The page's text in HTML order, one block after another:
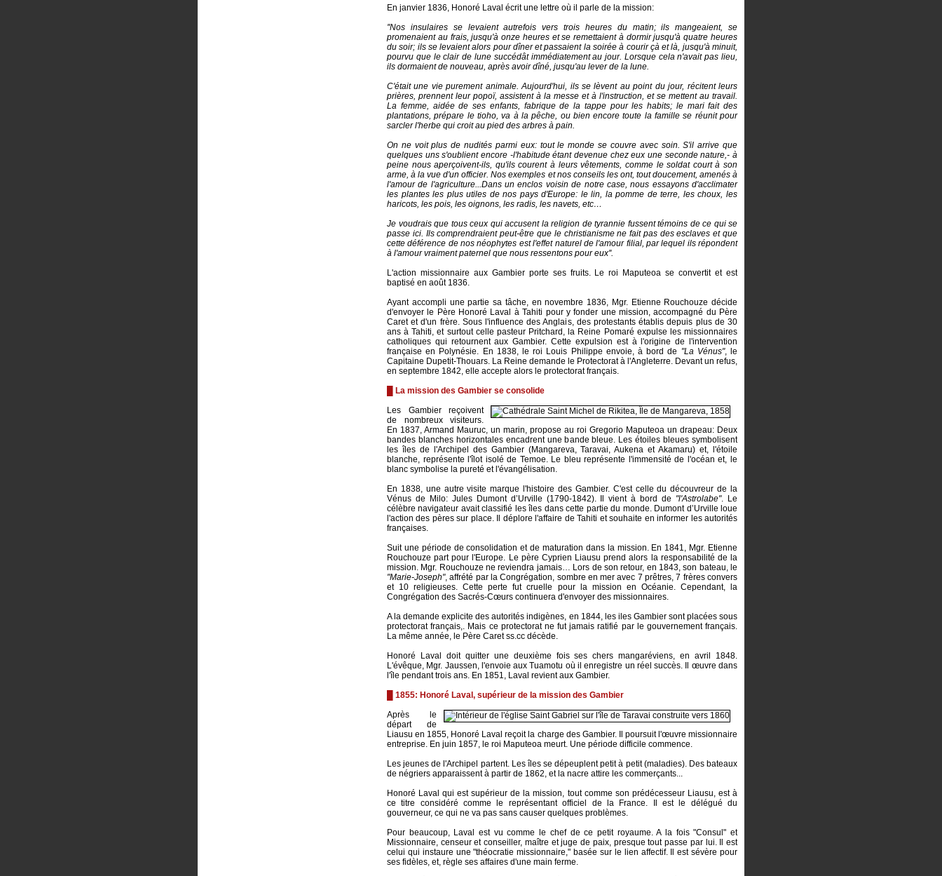
En janvier 1836, Honoré Laval écrit une lettre où il parle de la mission:
''Nos insulaires se levaient autrefois vers trois heures du matin; ils mangeaient, se
promenaient au frais, jusqu'à onze heures et se remettaient à dormir jusqu'à quatre heures
du soir; ils se levaient alors pour dîner et passaient la soirée à courir çà et là, jusqu'à minuit,
pourvu que le clair de lune succédât immédiatement au jour. Lorsque cela n'avait pas lieu,
ils dormaient de nouveau, après avoir dîné, jusqu'au lever de la lune.
C'était une vie purement animale. Aujourd'hui, ils se lèvent au point du jour, récitent leurs
prières, prennent leur popoï, assistent à la messe et à l'instruction, et se mettent au travail.
La femme, aidée de ses enfants, fabrique de la tappe pour les habits; le mari fait des
plantations, prépare le tioho, va à la pêche, ou bien encore toute la famille se réunit pour
sarcler l'herbe qui croit au pied des arbres à pain.
On ne voit plus de nudités parmi eux: tout le monde se couvre avec soin. S'il arrive que
quelques uns s'oublient encore -l'habitude étant devenue chez eux une seconde nature,- à
peine nous aperçoivent-ils, qu'ils courent à leurs vêtements, comme le soldat court à son
arme, à la vue d'un officier. Nos exemples et nos conseils les ont, tout doucement, amenés à
l'amour de l'agriculture...Dans un enclos voisin de notre case, nous essayons d'acclimater
les plantes les plus utiles de nos pays d'Europe: le lin, la pomme de terre, les choux, les
haricots, les pois, les oignons, les radis, les navets, etc…
Je voudrais que tous ceux qui accusent la religion de tyrannie fussent témoins de ce qui se
passe ici. Ils comprendraient peut-être que le christianisme ne fait pas des esclaves et que
cette déférence de nos néophytes est l'effet naturel de l'amour filial, par lequel ils répondent
à l'amour vraiment paternel que nous ressentons pour eux''.
L'action missionnaire aux Gambier porte ses fruits. Le roi Maputeoa se convertit et est
baptisé en août 1836.
Ayant accompli une partie sa tâche, en novembre 1836, Mgr. Etienne Rouchouze décide
d'envoyer le Père Honoré Laval à Tahiti pour y fonder une mission, accompagné du Père
Caret et d'un frère. Sous l'influence des Anglais, des protestants établis depuis plus de 30
ans à Tahiti, et surtout celle pasteur Pritchard, la Reine Pomaré expulse les missionnaires
catholiques qui retournent aux Gambier. Cette expulsion est à l'origine de l'intervention
française en Polynésie. En 1838, le roi Louis Philippe envoie, à bord de "La Vénus", le
Capitaine Dupetit-Thouars. La Reine demande le Protectorat à l'Angleterre. Devant un refus,
en septembre 1842, elle accepte alors le protectorat français.
█ La mission des Gambier se consolide
Les Gambier reçoivent
de nombreux visiteurs.
En 1837, Armand Mauruc, un marin, propose au roi Gregorio Maputeoa un drapeau: Deux
bandes blanches horizontales encadrent une bande bleue. Les étoiles bleues symbolisent
les îles de l'Archipel des Gambier (Mangareva, Taravai, Aukena et Akamaru) et, l'étoile
blanche, représente l'îlot isolé de Temoe. Le bleu représente l'immensité de l'océan et, le
blanc symbolise la pureté et l'évangélisation.
En 1838, une autre visite marque l'histoire des Gambier. C'est celle du découvreur de la
Vénus de Milo: Jules Dumont d’Urville (1790-1842). Il vient à bord de "l'Astrolabe". Le
célèbre navigateur avait classifié les îles dans cette partie du monde. Dumont d’Urville loue
l'action des pères sur place. Il déplore l'affaire de Tahiti et souhaite en informer les autorités
françaises.
Suit une période de consolidation et de maturation dans la mission. En 1841, Mgr. Etienne
Rouchouze part pour l'Europe. Le père Cyprien Liausu prend alors la responsabilité de la
mission. Mgr. Rouchouze ne reviendra jamais… Lors de son retour, en 1843, son bateau, le
"Marie-Joseph", affrété par la Congrégation, sombre en mer avec 7 prêtres, 7 frères convers
et 10 religieuses. Cette perte fut cruelle pour la mission en Océanie. Cependant, la
Congrégation des Sacrés-Cœurs continuera d'envoyer des missionnaires.
A la demande explicite des autorités indigènes, en 1844, les iles Gambier sont placées sous
protectorat français,. Mais ce protectorat ne fut jamais ratifié par le gouvernement français.
La même année, le Père Caret ss.cc décède.
Honoré Laval doit quitter une deuxième fois ses chers mangaréviens, en avril 1848.
L'évêque, Mgr. Jaussen, l'envoie aux Tuamotu où il enregistre un réel succès. Il œuvre dans
l'île pendant trois ans. En 1851, Laval revient aux Gambier.
█ 1855: Honoré Laval, supérieur de la mission des Gambier
Après le
départ de
Liausu en 1855, Honoré Laval reçoit la charge des Gambier. Il poursuit l'œuvre missionnaire
entreprise. En juin 1857, le roi Maputeoa meurt. Une période difficile commence.
Les jeunes de l'Archipel partent. Les îles se dépeuplent petit à petit (maladies). Des bateaux
de négriers apparaissent à partir de 1862, et la nacre attire les commerçants...
Honoré Laval qui est supérieur de la mission, tout comme son prédécesseur Liausu, est à
ce titre considéré comme le représentant officiel de la France. Il est le délégué du
gouverneur, ce qui ne va pas sans causer quelques problèmes.
Pour beaucoup, Laval est vu comme le chef de ce petit royaume. A la fois "Consul" et
Missionnaire, censeur et conseiller, maître et juge de paix, presque tout passe par lui. Il est
celui qui instaure une "théocratie missionnaire," basée sur le lien affectif. Il est sévère pour
ses fidèles, et, règle ses affaires d'une main ferme.